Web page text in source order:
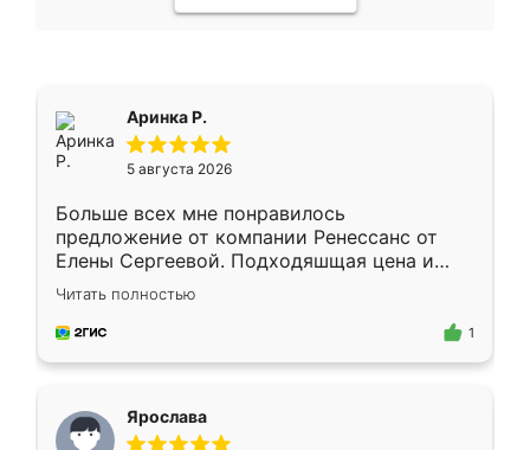
Аринка Р.
5 августа 2026
Больше всех мне понравилось
предложение от компании Ренессанс от
Елены Сергеевой. Подходяшщая цена и
короткие сроки изготовления. Приехавший
для замера сотрудник Владислав
предложил по моему эскизу самый
Читать полностью
1
Ярослава